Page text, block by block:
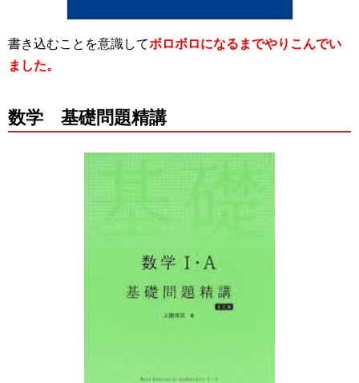
書き込むことを意識してボロボロになるまでやりこんでい
ました。
数学 基礎問題精講